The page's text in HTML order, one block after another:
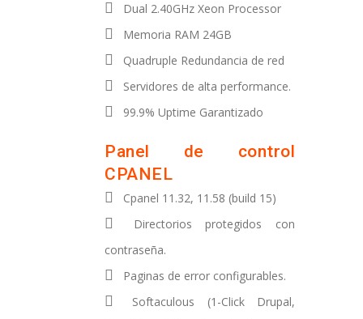
Dual 2.40GHz Xeon Processor
Memoria RAM 24GB
Quadruple Redundancia de red
Servidores de alta performance.
99.9% Uptime Garantizado
Panel de control
CPANEL
Cpanel 11.32, 11.58 (build 15)
Directorios protegidos con
contraseña.
Paginas de error configurables.
Softaculous (1-Click Drupal,